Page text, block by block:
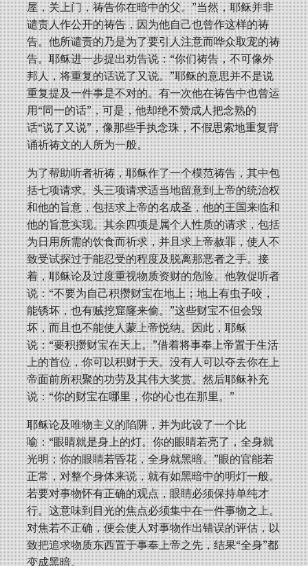
屋，关上门，祷告你在暗中的父。”当然，耶稣并非
谴责人作公开的祷告，因为他自己也曾作这样的祷
告。他所谴责的乃是为了要引人注意而哗众取宠的祷
告。耶稣进一步提出劝告说：“你们祷告，不可像外
邦人，将重复的话说了又说。”耶稣的意思并不是说
重复提及一件事是不对的。有一次他在祷告中也曾运
用“同一的话”，可是，他却绝不赞成人把念熟的
话“说了又说”，像那些手执念珠，不假思索地重复背
诵祈祷文的人所为一般。
为了帮助听者祈祷，耶稣作了一个模范祷告，其中包
括七项请求。头三项请求适当地留意到上帝的统治权
和他的旨意，包括求上帝的名成圣，他的王国来临和
他的旨意实现。其余四项是属个人性质的请求，包括
为日用所需的饮食而祈求，并且求上帝赦罪，使人不
致受试探过于能忍受的程度及脱离那恶者之手。接
着，耶稣论及过度重视物质资财的危险。他敦促听者
说：“不要为自己积攒财宝在地上；地上有虫子咬，
能锈坏，也有贼挖窟窿来偷。”这些财宝不但会毁
坏，而且也不能使人蒙上帝悦纳。因此，耶稣
说：“要积攒财宝在天上。”借着将事奉上帝置于生活
上的首位，你可以积财于天。没有人可以夺去你在上
帝面前所积聚的功劳及其伟大奖赏。然后耶稣补充
说：“你的财宝在哪里，你的心也在那里。”
耶稣论及唯物主义的陷阱，并为此设了一个比
喻：“眼睛就是身上的灯。你的眼睛若亮了，全身就
光明；你的眼睛若昏花，全身就黑暗。”眼的官能若
正常，对整个身体来说，就有如黑暗中的明灯一般。
若要对事物怀有正确的观点，眼睛必须保持单纯才
行。这意味到目光的焦点必须集中在一件事物之上。
对焦若不正确，便会使人对事物作出错误的评估，以
致把追求物质东西置于事奉上帝之先，结果“全身”都
变成黑暗。